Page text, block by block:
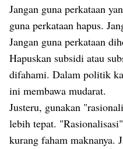
Jangan guna perkataan
guna perkataan hapus.
Jangan guna perkataan
Hapuskan subsidi atau
difahami. Dalam politik
ini membawa mudarat.
Justeru, gunakan
lebih tepat.
kurang faham maknanya.